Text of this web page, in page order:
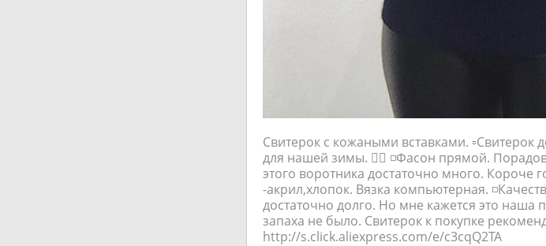
Свитерок с кожаными вставками. ▫️Свитерок
для нашей зимы. 👍🏻 ◽️Фасон прямой.
этого воротника достаточно много. Короче
-акрил,хлопок. Вязка компьютерная.
достаточно долго. Но мне кажется это наша
запаха не было. Свитерок к покупке
http://s.click.aliexpress.com/e/c3cqQ2TA